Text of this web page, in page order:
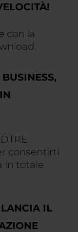
con la
consentirti
in totale
IL